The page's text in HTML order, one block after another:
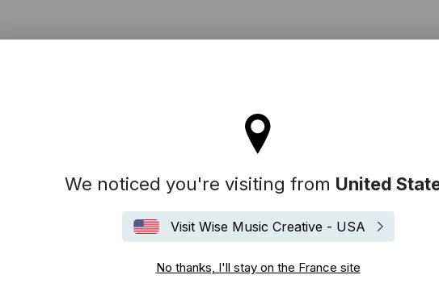
We noticed you're visiting from United
Visit Wise Music Creative - USA
No thanks, I'll stay on the France site
de la maison d'édition